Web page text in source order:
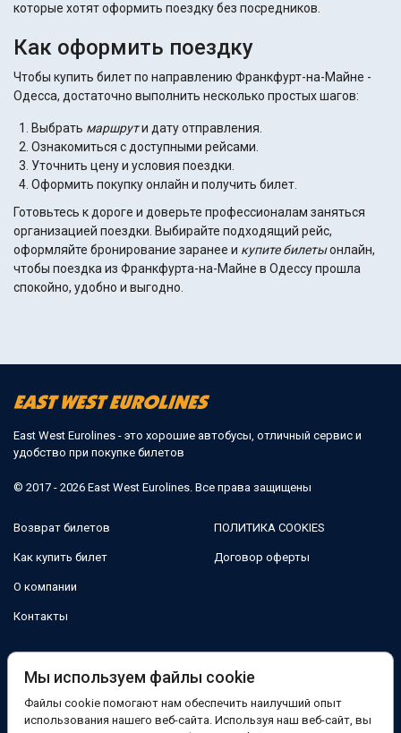
которые хотят оформить поездку без посредников.
Как оформить поездку
Чтобы купить билет по направлению Франкфурт-на-Майне -
Одесса, достаточно выполнить несколько простых шагов:
Выбрать маршрути дату отправления.
Ознакомиться с доступными рейсами.
Уточнить цену и условия поездки.
Оформить покупку онлайн и получить билет.
Готовьтесь к дороге и доверьте профессионалам заняться
организацией поездки. Выбирайте подходящий рейс,
оформляйте бронирование заранее и купите билетыонлайн,
чтобы поездка из Франкфурта-на-Майне в Одессу прошла
спокойно, удобно и выгодно.
East West Eurolines - это хорошие автобусы, отличный сервис и
удобство при покупке билетов
© 2017 - 2026 East West Eurolines. Все права защищены
Возврат билетов
Как купить билет
О компании
Контакты
ПОЛИТИКА COOKIES
Договор оферты
Facebook
Мы используем файлы cookie
Файлы cookie помогают нам обеспечить наилучший опыт
использования нашего веб-сайта. Используя наш веб-сайт, вы